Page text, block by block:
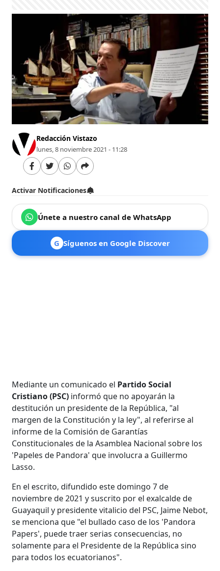
Redacción Vistazo
lunes, 8 noviembre 2021 - 11:28
Activar Notificaciones
Únete a nuestro canal de WhatsApp
G Síguenos en Google Discover
Mediante un comunicado el Partido Social
Cristiano (PSC) informó que no apoyarán la
destitución un presidente de la República, "al
margen de la Constitución y la ley", al referirse al
informe de la Comisión de Garantías
Constitucionales de la Asamblea Nacional sobre los
'Papeles de Pandora' que involucra a Guillermo
Lasso.
En el escrito, difundido este domingo 7 de
noviembre de 2021 y suscrito por el exalcalde de
Guayaquil y presidente vitalicio del PSC, Jaime Nebot,
se menciona que "el bullado caso de los 'Pandora
Papers', puede traer serias consecuencias, no
solamente para el Presidente de la República sino
para todos los ecuatorianos".